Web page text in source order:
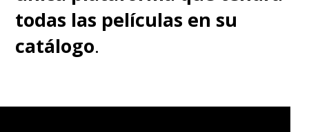
todas las películas en su
catálogo.